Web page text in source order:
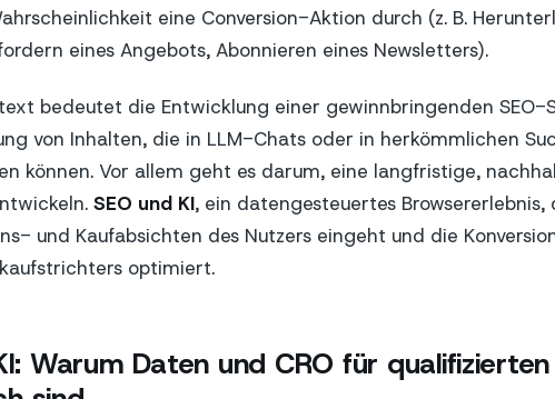
eine Conversion-Aktion durch (z. B.
eines Angebots, Abonnieren eines Newsletters).
bedeutet die Entwicklung einer gewinnbringenden
von Inhalten, die in LLM-Chats oder in herkömmlichen
können. Vor allem geht es darum, eine langfristige,
SEO und KI, ein datengesteuertes
und Kaufabsichten des Nutzers eingeht und die
optimiert.
Warum Daten und CRO für